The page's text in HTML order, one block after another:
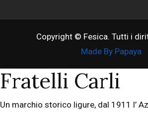
Copyright © Fesica. Tutti i
Made By Papaya
Fratelli Carli
Un marchio storico ligure, dal 1911 l’